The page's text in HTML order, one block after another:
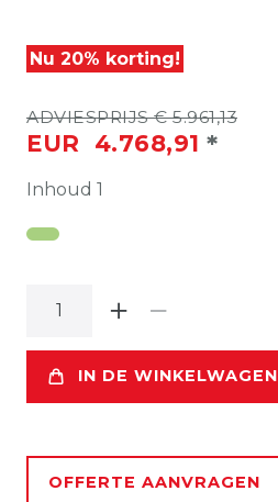
Nu 20% korting!
ADVIESPRIJS € 5.961,13
EUR 4.768,91 *
Inhoud 1
IN DE WINKELWAGEN
OFFERTE AANVRAGEN